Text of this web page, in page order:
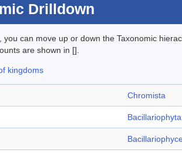
Drilldown
you can move up or down the Taxonomic
are shown in [].
kingdoms
Chromista
Bacillariophyta